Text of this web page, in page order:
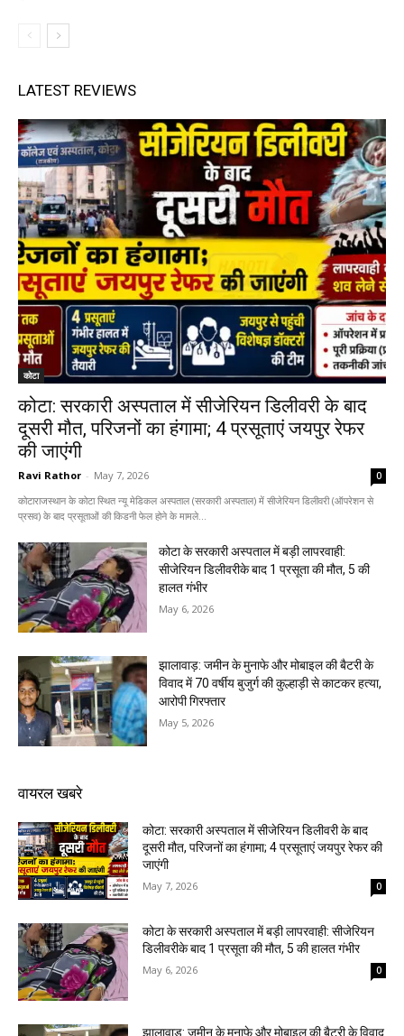
LATEST REVIEWS
कोटा
कोटा: सरकारी अस्पताल में सीजेरियन डिलीवरी के बाद
दूसरी मौत, परिजनों का हंगामा; 4 प्रसूताएं जयपुर रेफर
की जाएंगी
Ravi Rathor - May 7, 2026 0
कोटाराजस्थान के कोटा स्थित न्यू मेडिकल अस्पताल (सरकारी अस्पताल) में सीजेरियन डिलीवरी (ऑपरेशन से
प्रसव) के बाद प्रसूताओं की किडनी फेल होने के मामले...
कोटा के सरकारी अस्पताल में बड़ी लापरवाही:
सीजेरियन डिलीवरीके बाद 1 प्रसूता की मौत, 5 की
हालत गंभीर
May 6, 2026
झालावाड़: जमीन के मुनाफे और मोबाइल की बैटरी के
विवाद में 70 वर्षीय बुजुर्ग की कुल्हाड़ी से काटकर हत्या,
आरोपी गिरफ्तार
May 5, 2026
वायरल खबरे
कोटा: सरकारी अस्पताल में सीजेरियन डिलीवरी के बाद
दूसरी मौत, परिजनों का हंगामा; 4 प्रसूताएं जयपुर रेफर की
जाएंगी
May 7, 2026 0
कोटा के सरकारी अस्पताल में बड़ी लापरवाही: सीजेरियन
डिलीवरीके बाद 1 प्रसूता की मौत, 5 की हालत गंभीर
May 6, 2026 0
झालावाड़: जमीन के मुनाफे और मोबाइल की बैटरी के विवाद